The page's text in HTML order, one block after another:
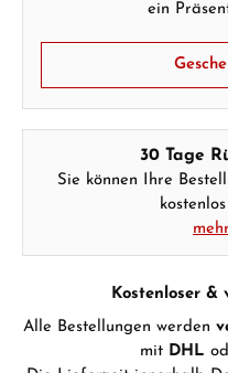
Hersteller-
ein
30 Tage
Sie können Ihre
Kostenloser &
Alle Bestellungen werden
mit DHL